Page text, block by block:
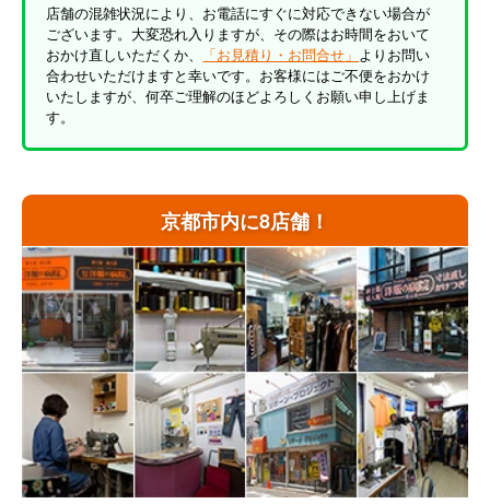
京都市内に8店舗！
店舗の混雑状況により、お電話にすぐに対応できない場合が
ございます。大変恐れ入りますが、その際はお時間をおいて
おかけ直しいただくか、
「お見積り・お問合せ」 よりお問い
合わせいただけますと幸いです。お客様にはご不便をおかけ
いたしますが、何卒ご理解のほどよろしくお願い申し上げま
す。